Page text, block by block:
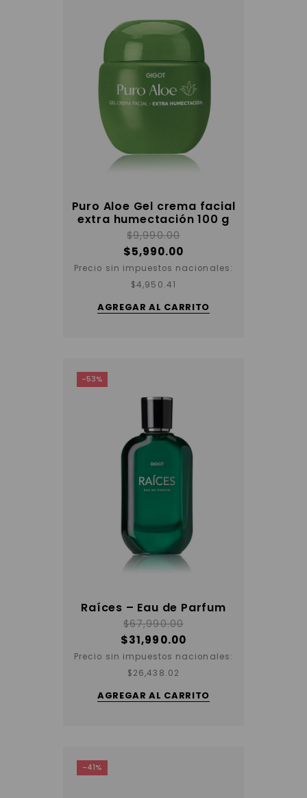
Puro Aloe Gel crema facial
extra humectación 100 g
$9,990.00
$5,990.00
Precio sin impuestos nacionales:
$4,950.41
AGREGAR AL CARRITO
-53%
Raíces – Eau de Parfum
$67,990.00
$31,990.00
Precio sin impuestos nacionales:
$26,438.02
AGREGAR AL CARRITO
-41%